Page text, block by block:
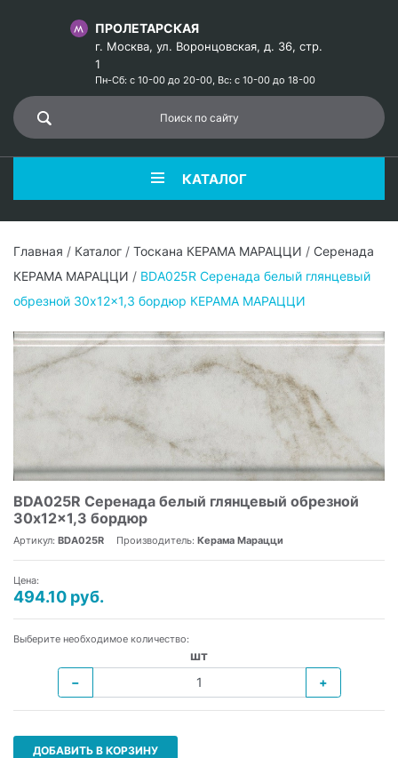
ПРОЛЕТАРСКАЯ
г. Москва, ул. Воронцовская, д. 36, стр.
1
Пн-Сб: с 10-00 до 20-00, Вс: с 10-00 до 18-00
КАТАЛОГ
Главная / Каталог / Тоскана КЕРАМА МАРАЦЦИ / Серенада
КЕРАМА МАРАЦЦИ / BDA025R Серенада белый глянцевый
обрезной 30x12x1,3 бордюр КЕРАМА МАРАЦЦИ
BDA025R Серенада белый глянцевый обрезной
30x12x1,3 бордюр
Артикул: BDA025R Производитель: Керама Марацци
Цена:
494.10 руб.
Выберите необходимое количество:
шт
−
+
ДОБАВИТЬ В КОРЗИНУ